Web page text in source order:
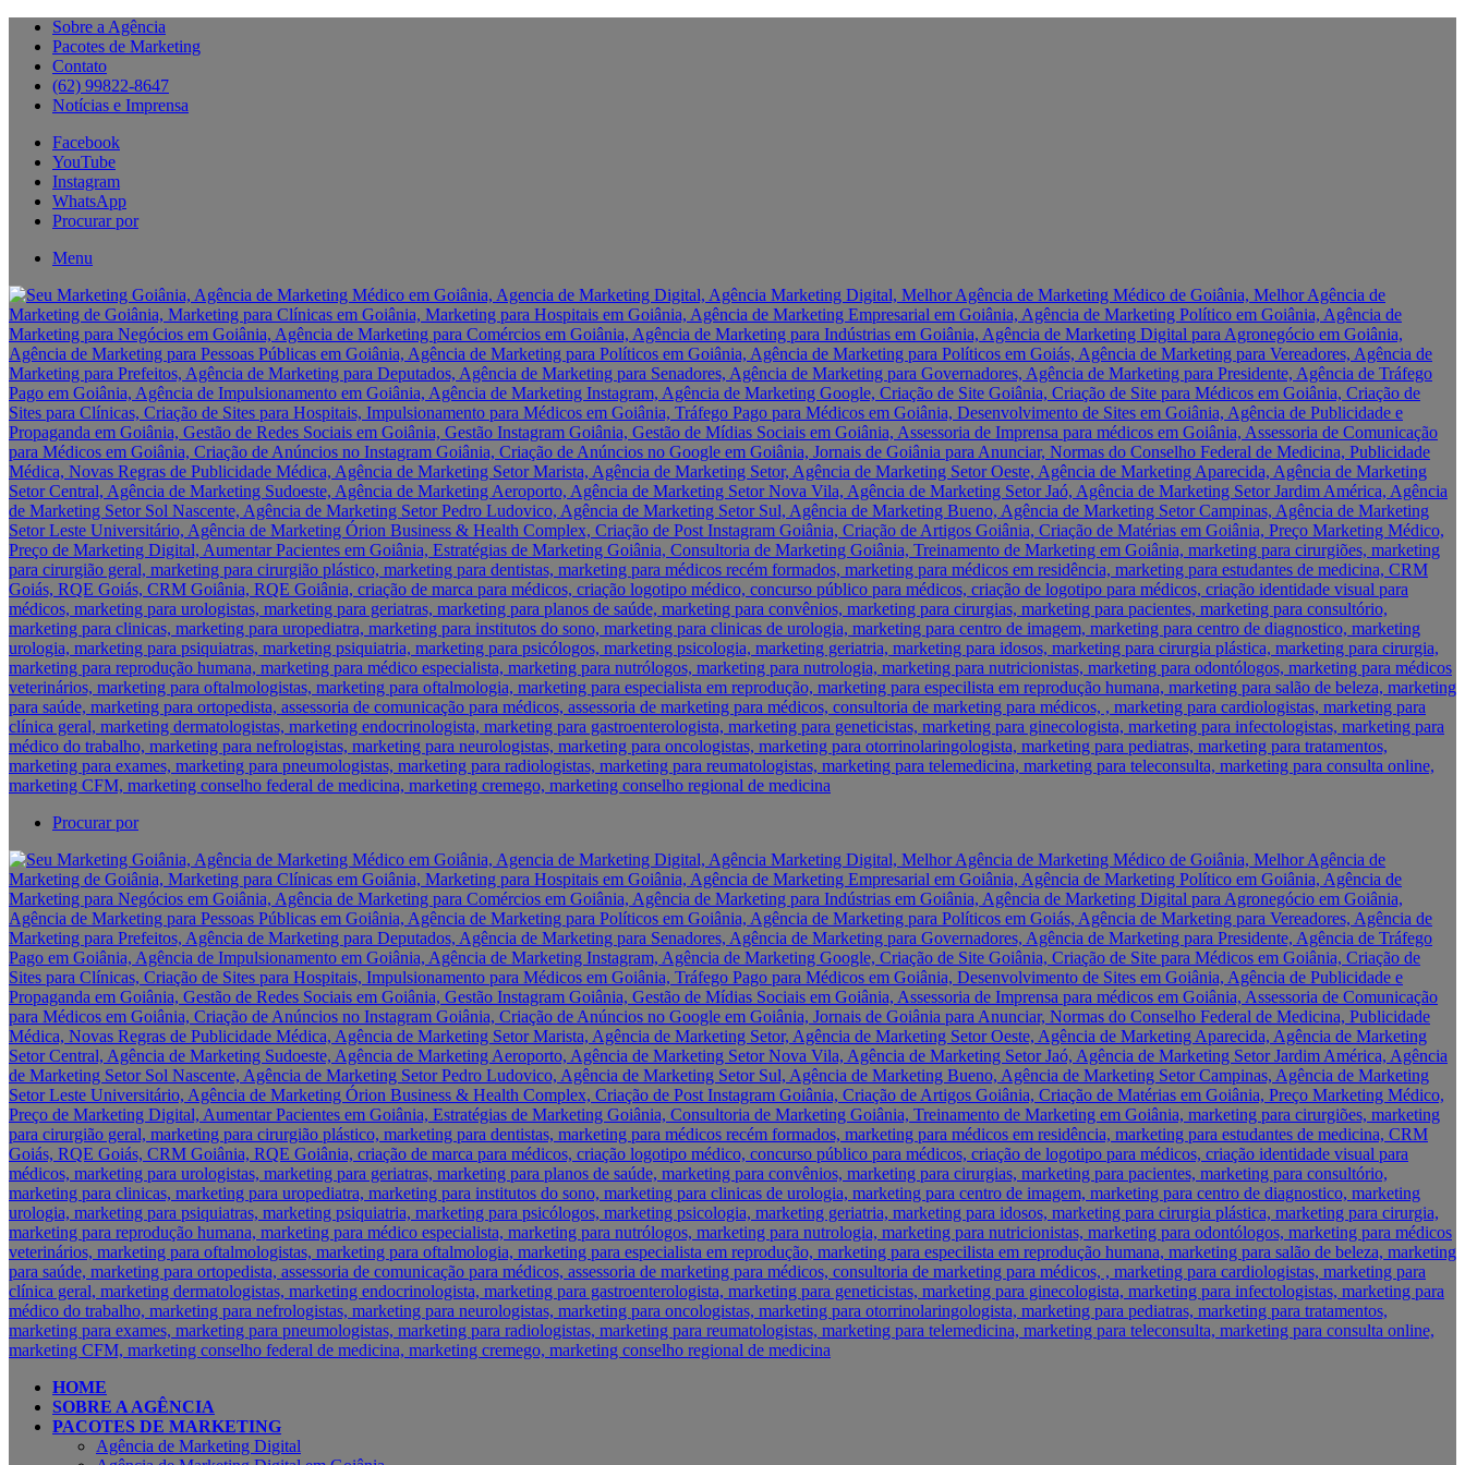
Sobre a Agência
Pacotes de Marketing
Contato
(62) 99822-8647
Notícias e Imprensa
Facebook
YouTube
Instagram
WhatsApp
Procurar por
Menu
Procurar por
HOME
SOBRE A AGÊNCIA
PACOTES DE MARKETING
Agência de Marketing Digital